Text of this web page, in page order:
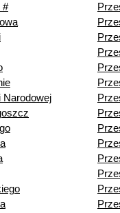
#
Narodowej